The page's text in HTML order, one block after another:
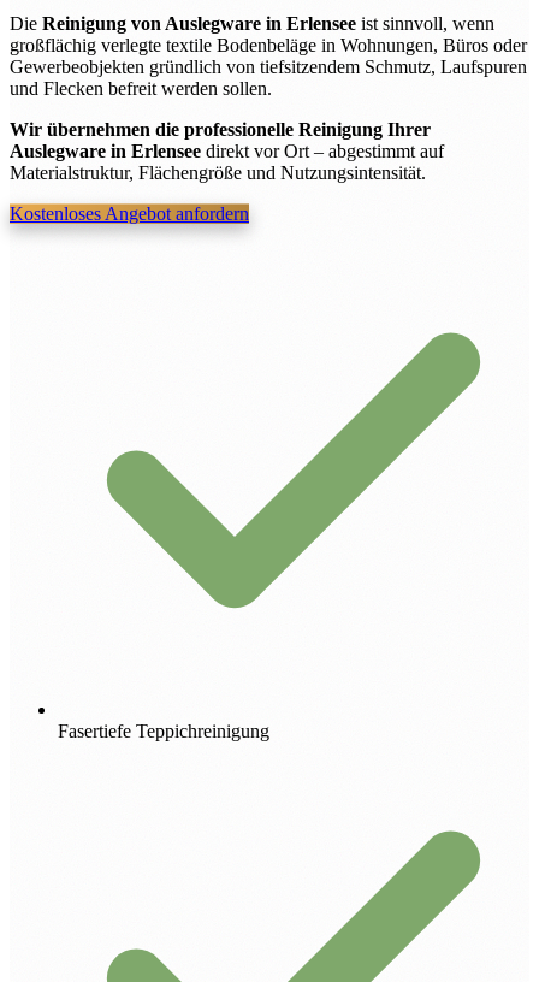
Die Reinigung von Auslegware in Erlensee ist sinnvoll, wenn
großflächig verlegte textile Bodenbeläge in Wohnungen, Büros oder
Gewerbeobjekten gründlich von tiefsitzendem Schmutz, Laufspuren
und Flecken befreit werden sollen.
Wir übernehmen die professionelle Reinigung Ihrer
Auslegware in Erlensee direkt vor Ort – abgestimmt auf
Materialstruktur, Flächengröße und Nutzungsintensität.
Kostenloses Angebot anfordern
Fasertiefe Teppichreinigung